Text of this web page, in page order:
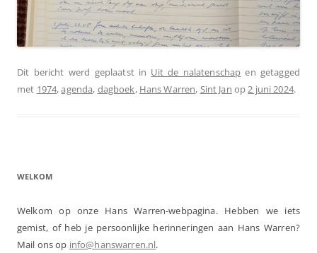
Dit bericht werd geplaatst in Uit de nalatenschap en getagged
met 1974,agenda, dagboek, Hans Warren, Sint Jan op2 juni 2024.
WELKOM
Welkom op onze Hans Warren-webpagina. Hebben we iets
gemist, of heb je persoonlijke herinneringen aan Hans Warren?
Mail ons op info@hanswarren.nl.